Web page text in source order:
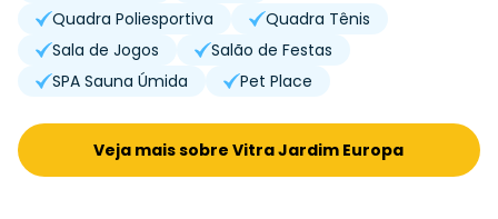
Quadra Poliesportiva
Quadra Tênis
Sala de Jogos
Salão de Festas
SPA Sauna Úmida
Pet Place
Veja mais sobre Vitra Jardim Europa